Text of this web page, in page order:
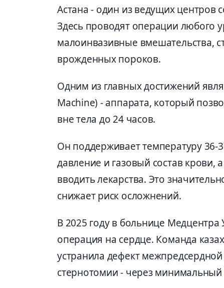
Астана - один из ведущих центров
Здесь проводят операции любого
малоинвазивные вмешательства,
врожденных пороков.
Одним из главных достижений
Machine) - аппарата, который
вне тела до 24 часов.
Он поддерживает температуру 36-
давление и газовый состав крови,
вводить лекарства. Это
снижает риск осложнений.
В 2025 году в больнице
операция на сердце. Команда
устранила дефект
стернотомии - через минимальный